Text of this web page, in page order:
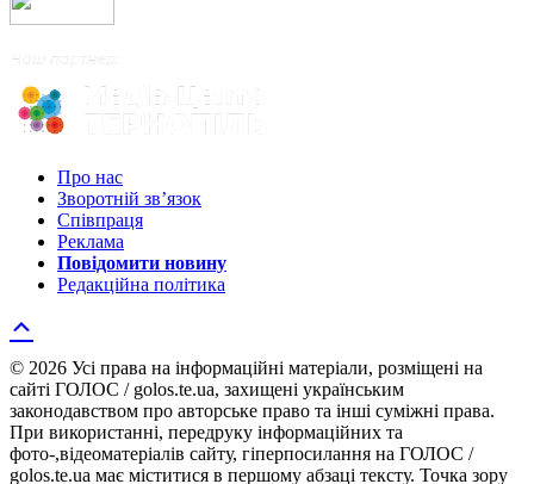
Про нас
Зворотній зв’язок
Співпраця
Реклама
Повідомити новину
Редакційна політика
© 2026 Усі права на інформаційні матеріали, розміщені на
сайті ГОЛОС / golos.te.ua, захищені українським
законодавством про авторське право та інші суміжні права.
При використанні, передруку інформаційних та
фото-,відеоматеріалів сайту, гіперпосилання на ГОЛОС /
golos.te.ua має міститися в першому абзаці тексту. Точка зору